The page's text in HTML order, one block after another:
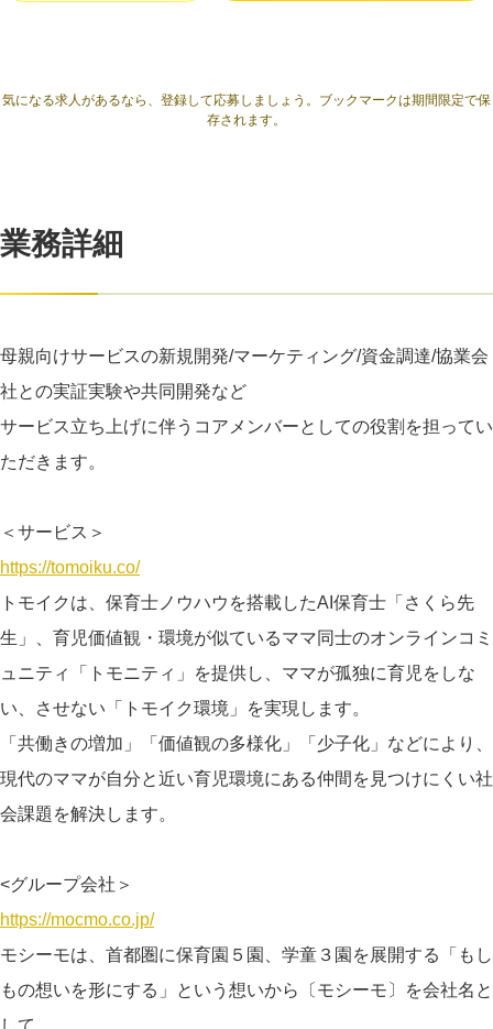
気になる求人があるなら、登録して応募しましょう。ブックマークは期間限定で保
存されます。
業務詳細
母親向けサービスの新規開発/マーケティング/資金調達/協業会
社との実証実験や共同開発など
サービス立ち上げに伴うコアメンバーとしての役割を担ってい
ただきます。
＜サービス＞
https://tomoiku.co/
トモイクは、保育士ノウハウを搭載したAI保育士「さくら先
生」、育児価値観・環境が似ているママ同士のオンラインコミ
ュニティ「トモニティ」を提供し、ママが孤独に育児をしな
い、させない「トモイク環境」を実現します。
「共働きの増加」「価値観の多様化」「少子化」などにより、
現代のママが自分と近い育児環境にある仲間を見つけにくい社
会課題を解決します。
<グループ会社＞
https://mocmo.co.jp/
モシーモは、首都圏に保育園５園、学童３園を展開する「もし
もの想いを形にする」という想いから〔モシーモ〕を会社名と
して、